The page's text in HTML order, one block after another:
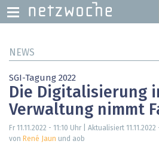
zumNEWS
SGI-Tagung 2022
Die Digitalisierung
Verwaltung nimmt
Fr 11.11.2022 - 11:10 Uhr | Aktualisiert 11.11.2022
von René Jaun und aob